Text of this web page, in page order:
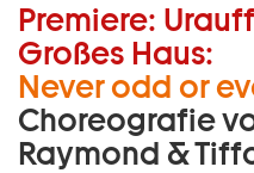
Premiere:
Großes Haus:
Never odd or
Choreografie
Raymond &